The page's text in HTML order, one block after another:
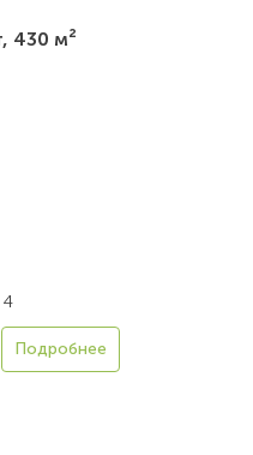
430 м²
4
Подробнее